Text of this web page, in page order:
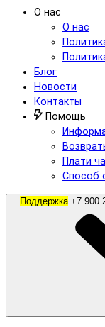
О нас
О нас
Блог
Новости
Контакты
Помощь
Плати
Способ
Поддержка